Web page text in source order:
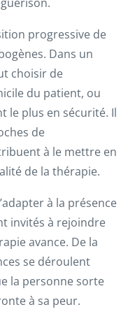
progressive de
Dans un
choisir de
du patient, ou
le plus en sécurité. Il
de
à le mettre en
de la thérapie.
à la présence
invités à rejoindre
avance. De la
se déroulent
la personne sorte
à sa peur.